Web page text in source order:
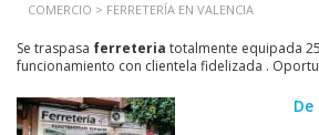
COMERCIO > FERRETERÍA EN VALENCIA
Se traspasa ferreteria totalmente equipada
funcionamiento con clientela fidelizada .
De